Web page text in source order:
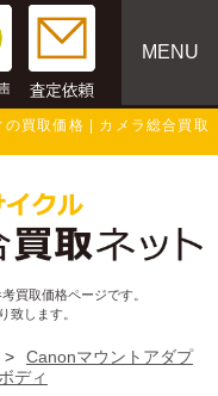
MENU
買取価格 | カメラ総合買取
買取価格ページです。
致します。
>
Canonマウントアダプ
ディ